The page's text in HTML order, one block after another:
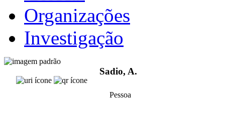
Organizações
Investigação
Sadio, A.
Pessoa